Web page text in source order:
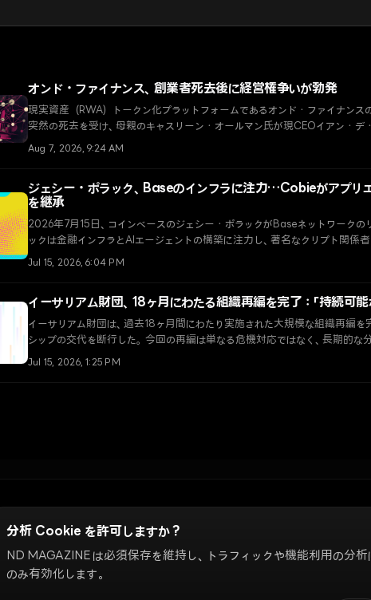
オンド・ファイナンス、創業者死去後に経営権争いが勃発
現実資産（RWA）トークン化プラットフォームであるオンド・ファイナンス
突然の死去を受け、母親のキャスリーン・オールマン氏が現CEOイアン・デ
州衡平法裁判所に提訴した。
Aug 7, 2026, 9:24 AM
ジェシー・ポラック、Baseのインフラに注力…Cobieがアプリ
を継承
2026年7月15日、コインベースのジェシー・ポラックがBaseネットワークの
ックは金融インフラとAIエージェントの構築に注力し、著名なクリプト関係
エコシステムを率いることになる。
Jul 15, 2026, 6:04 PM
イーサリアム財団、18ヶ月にわたる組織再編を完了：「持続可能
イーサリアム財団は、過去18ヶ月間にわたり実施された大規模な組織再編
シップの交代を断行した。今回の再編は単なる危機対応ではなく、長期的
た「基金モデル」への転換を意味している。
Jul 15, 2026, 1:25 PM
イバシー
、インターネットコミュニティ、オンチェーン市場を扱います。編集チー
を保有したり、関連プロジェクトに参加している場合があります。本サイ
分析 Cookie を許可しますか？
ND MAGAZINE は必須保存を維持し、トラフィックや機能利用の分析
のみ有効化します。